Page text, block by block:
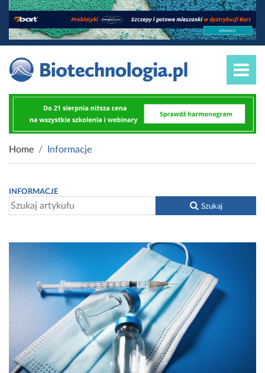
Home Informacje
INFORMACJE
Szukaj